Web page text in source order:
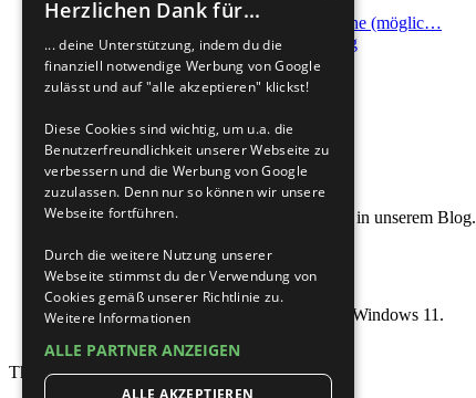
Letzter Beitrag Re: Kennt jemand eine (möglic…
vonErfahrenerUser Neuester Beitrag
06.08.2026, 17:10
Windows 11 Microsoft Edge (Chromium)
Windows 11 im Blog
Nützliche Artikel zum Thema Windows 11 in unserem Blog.
Windows 11 Portal im Wiki
Die Anlaufstelle für alle Tutorials rund um Windows 11.
Themen insgesamt34534•
Herzlichen Dank für...
... deine Unterstützung, indem du die
finanziell notwendige Werbung von Google
zulässt und auf "alle akzeptieren" klickst!
Diese Cookies sind wichtig, um u.a. die
Benutzerfreundlichkeit unserer Webseite zu
verbessern und die Werbung von Google
zuzulassen. Denn nur so können wir unsere
Webseite fortführen.
Durch die weitere Nutzung unserer
Webseite stimmst du der Verwendung von
Cookies gemäß unserer Richtlinie zu.
Weitere Informationen
ALLE PARTNER ANZEIGEN
ALLE AKZEPTIEREN